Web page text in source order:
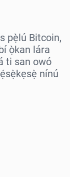
pẹ̀lú Bitcoin,
ọ̀kan lára
ti san owó
nínú